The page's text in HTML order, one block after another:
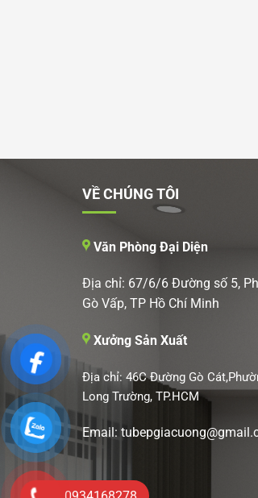
VỀ CHÚNG TÔI
Văn Phòng Đại Diện
Địa chỉ: 67/6/6 Đường số 5,
Gò Vấp, TP Hồ Chí Minh
Xưởng Sản Xuất
Địa chỉ: 46C Đường Gò
Long Trường, TP.HCM
Email: